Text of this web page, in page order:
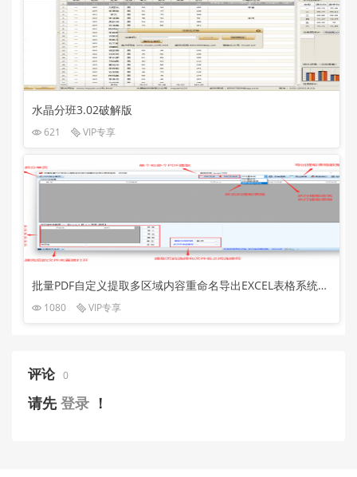
水晶分班3.02破解版
621 VIP专享
批量PDF自定义提取多区域内容重命名导出EXCEL表格系统T3.5正式版
1080 VIP专享
评论 0
请先登录 ！